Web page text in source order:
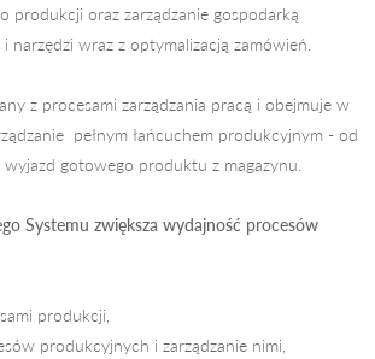
produkcji oraz zarządzanie gospodarką
narzędzi wraz z optymalizacją zamówień.
z procesami zarządzania pracą i obejmuje w
pełnym łańcuchem produkcyjnym - od
gotowego produktu z magazynu.
Systemu zwiększa wydajność procesów
produkcji,
produkcyjnych i zarządzanie nimi,